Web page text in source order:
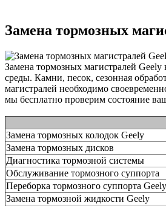
Замена тормозных
Замена тормозных магистралей
среды. Камни, песок, сезонная
магистралей необходимо
мы бесплатно проверим состояние
Замена тормозных колодок Geely
Замена тормозных дисков
Диагностика тормозной системы
Обслуживание тормозного суппорта
Переборка тормозного суппорта Geely
Замена тормозной жидкости Geely